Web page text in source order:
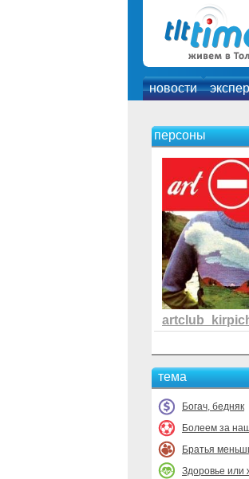
новости
персоны
тема
Богач, бедняк
Болеем за
Братья
Здоровье или